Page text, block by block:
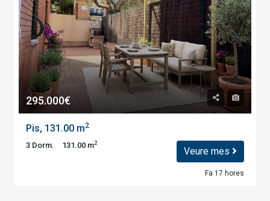
295.000€
Pis, 131.00 m2
3 Dorm. 131.00 m2
Veure mes
Fa 17 hores